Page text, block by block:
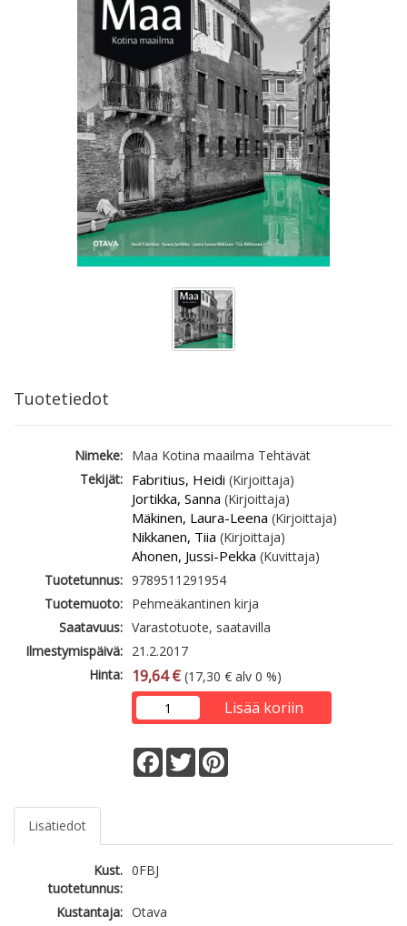
Tuotetiedot
Nimeke: Maa Kotina maailma Tehtävät
Tekijät: Fabritius, Heidi (Kirjoittaja)
Jortikka, Sanna (Kirjoittaja)
Mäkinen, Laura-Leena (Kirjoittaja)
Nikkanen, Tiia (Kirjoittaja)
Ahonen, Jussi-Pekka (Kuvittaja)
Tuotetunnus: 9789511291954
Tuotemuoto: Pehmeäkantinen kirja
Saatavuus: Varastotuote, saatavilla
Ilmestymispäivä: 21.2.2017
Hinta:
19,64 € (17,30 € alv 0 %)
Lisää koriin
Facebook
Twitter
Lisätiedot
Kust.
tuotetunnus:
0FBJ
Kustantaja: Otava